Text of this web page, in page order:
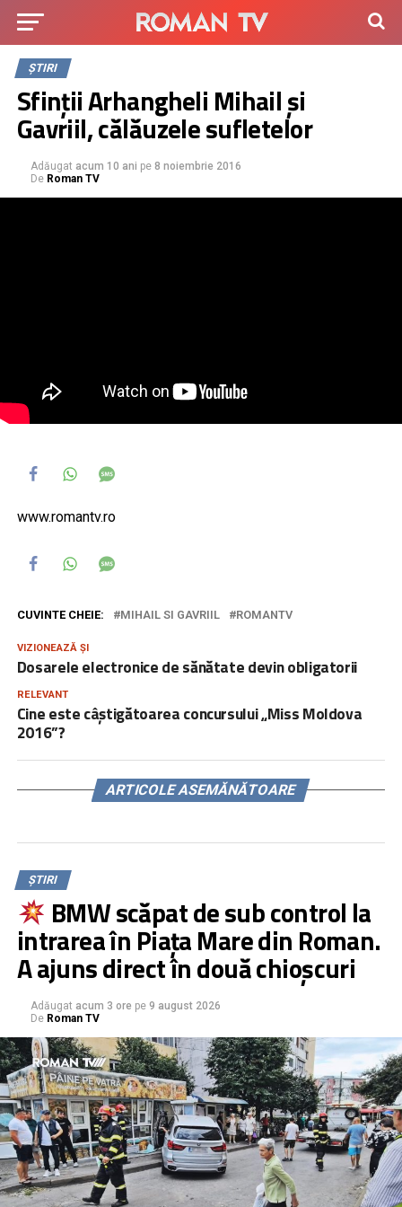
ȘTIRI
Sfinții Arhangheli Mihail și
Gavriil, călăuzele sufletelor
Adăugat acum 10 ani pe 8 noiembrie 2016
De Roman TV
www.romantv.ro
CUVINTE CHEIE: MIHAIL SI GAVRIIL ROMANTV
VIZIONEAZĂ ȘI
Dosarele electronice de sănătate devin obligatorii
RELEVANT
Cine este câștigătoarea concursului „Miss Moldova
2016”?
ARTICOLE ASEMĂNĂTOARE
ȘTIRI
BMW scăpat de sub control la
intrarea în Piața Mare din Roman.
A ajuns direct în două chioșcuri
Adăugat acum 3 ore pe 9 august 2026
De Roman TV